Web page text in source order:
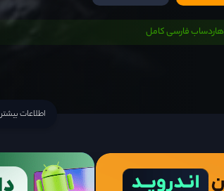
هاردساب فارسی کامل
اطلاعات بیشتر